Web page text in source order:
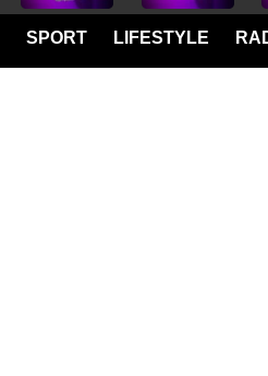
SPORT LIFESTYLE